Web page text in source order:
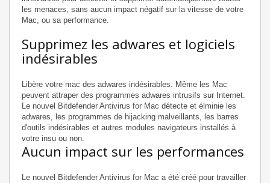
les menaces, sans aucun impact négatif sur la vitesse de votre
Mac, ou sa performance.
Supprimez les adwares et logiciels
indésirables
Libère votre mac des adwares indésirables. Même les Mac
peuvent attraper des programmes adwares intrusifs sur Internet.
Le nouvel Bitdefender Antivirus for Mac détecte et élminie les
adwares, les programmes de hijacking malveillants, les barres
d'outils indésirables et autres modules navigateurs installés à
votre insu ou non.
Aucun impact sur les performances
Le nouvel Bitdefender Antivirus for Mac a été créé pour travailler